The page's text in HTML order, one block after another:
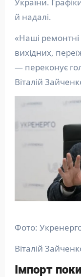
України.
й надалі.
«Наші
вихідних,
— переконує
Віталій
Фото:
Віталій
Імпорт